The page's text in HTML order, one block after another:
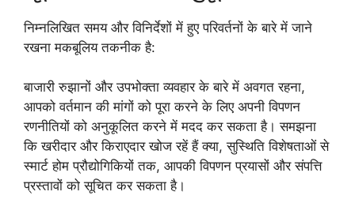
निम्नलिखित समय और विनिर्देशों में हुए परिवर्तनों के बारे में जाने
रखना मकबूलिय तकनीक है:
बाजारी रुझानों और उपभोक्ता व्यवहार के बारे में अवगत रहना,
आपको वर्तमान की मांगों को पूरा करने के लिए अपनी विपणन
रणनीतियों को अनुकूलित करने में मदद कर सकता है। समझना
कि खरीदार और किराएदार खोज रहें हैं क्या, सुस्थिति विशेषताओं से
स्मार्ट होम प्रौद्योगिकियों तक, आपकी विपणन प्रयासों और संपत्ति
प्रस्तावों को सूचित कर सकता है।